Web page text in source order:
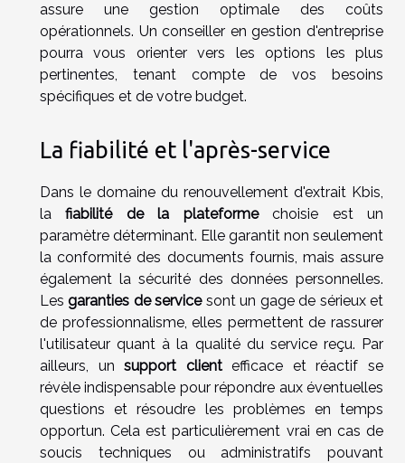
assure une gestion optimale des coûts
opérationnels. Un conseiller en gestion d'entreprise
pourra vous orienter vers les options les plus
pertinentes, tenant compte de vos besoins
spécifiques et de votre budget.
La fiabilité et l'après-service
Dans le domaine du renouvellement d'extrait Kbis,
lafiabilité de la plateformechoisie est un
paramètre déterminant. Elle garantit non seulement
la conformité des documents fournis, mais assure
également la sécurité des données personnelles.
Lesgaranties de servicesont un gage de sérieux et
de professionnalisme, elles permettent de rassurer
l'utilisateur quant à la qualité du service reçu. Par
ailleurs, unsupport clientefficace et réactif se
révèle indispensable pour répondre aux éventuelles
questions et résoudre les problèmes en temps
opportun. Cela est particulièrement vrai en cas de
soucis techniques ou administratifs pouvant